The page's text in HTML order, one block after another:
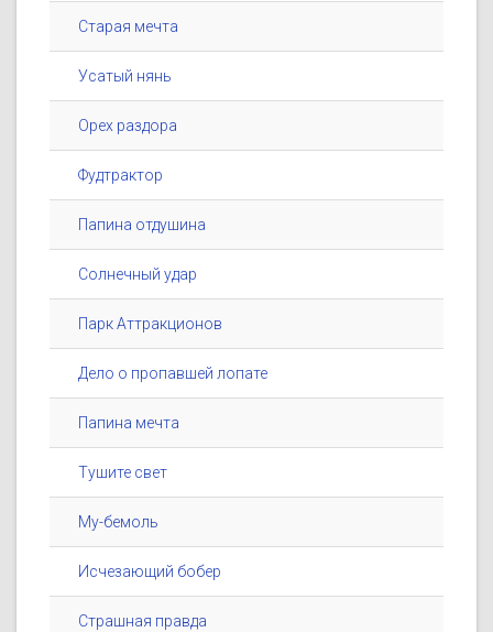
Старая мечта
Усатый нянь
Орех раздора
Фудтрактор
Папина отдушина
Солнечный удар
Парк Аттракционов
Дело о пропавшей лопате
Папина мечта
Тушите свет
Му-бемоль
Исчезающий бобер
Страшная правда